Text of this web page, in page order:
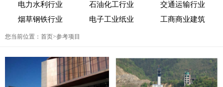
电力水利行业 石油化工行业
交通运输行业
烟草钢铁行业
电子工业纸业 工商商业建筑
您当前位置： 首页>参考项目